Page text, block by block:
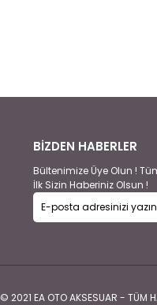
BİZDEN HABERLER
Bültenimize Üye Olun !
İlk Sizin Haberiniz Olsun !
© 2021 EA OTO AKSESUAR - TÜM